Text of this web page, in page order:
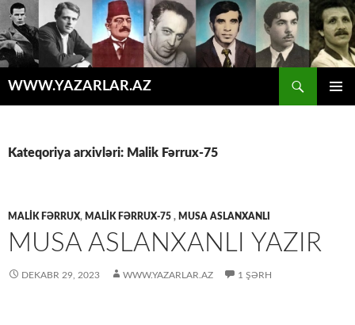
WWW.YAZARLAR.AZ
Kateqoriya arxivləri: Malik Fərrux-75
MALIK FƏRRUX, MALIK FƏRRUX-75 , MUSA ASLANXANLI
MUSA ASLANXANLI YAZIR
DEKABR 29, 2023 WWW.YAZARLAR.AZ 1 ŞƏRH